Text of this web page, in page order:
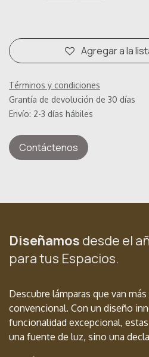
Agregar a la
Términos y condiciones
Grantía de devolución de 30 días
Envío: 2-3 días hábiles
Contáctenos
Diseñamos desde el
para tus Espacios.
Descubre lámparas que van
convencional. Con un diseño
funcionalidad excepcional,
una fuente de luz, sino una